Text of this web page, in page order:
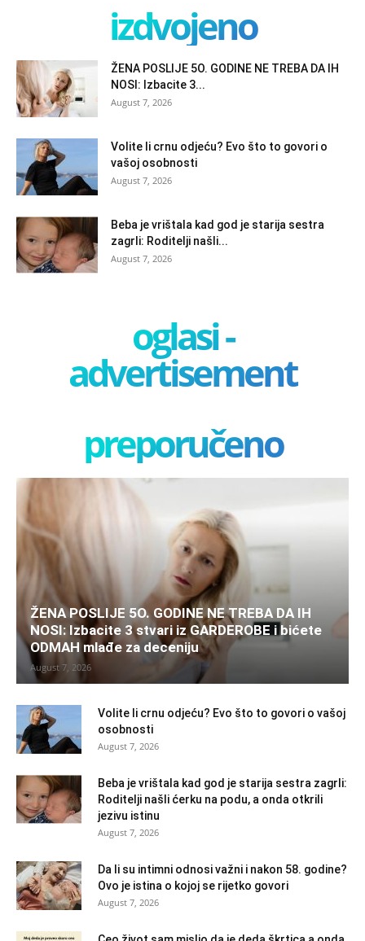
izdvojeno
ŽENA POSLIJE 5O. GODINE NE TREBA DA IH
NOSI: Izbacite 3...
August 7, 2026
Volite li crnu odjeću? Evo što to govori o
vašoj osobnosti
August 7, 2026
Beba je vrištala kad god je starija sestra
zagrli: Roditelji našli...
August 7, 2026
oglasi -
advertisement
preporučeno
ŽENA POSLIJE 5O. GODINE NE TREBA DA IH
NOSI: Izbacite 3 stvari iz GARDEROBE i bićete
ODMAH mlađe za deceniju
August 7, 2026
Volite li crnu odjeću? Evo što to govori o vašoj
osobnosti
August 7, 2026
Beba je vrištala kad god je starija sestra zagrli:
Roditelji našli ćerku na podu, a onda otkrili
jezivu istinu
August 7, 2026
Da li su intimni odnosi važni i nakon 58. godine?
Ovo je istina o kojoj se rijetko govori
August 7, 2026